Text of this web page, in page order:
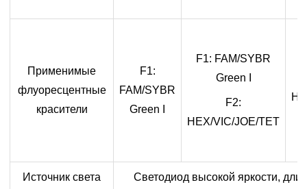
Применимые
флуоресцентные
красители
F1:
FAM/SYBR
Green I
F1: FAM/SYBR
Green I
F2:
HEX/VIC/JOE/TET
Источник света
Светодиод высокой яркости,